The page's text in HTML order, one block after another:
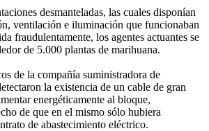
desmanteladas, las cuales disponían
ventilación e iluminación que funcionaban
fraudulentamente, los agentes actuantes se
de 5.000 plantas de marihuana.
de la compañía suministradora de
la existencia de un cable de gran
energéticamente al bloque,
de que en el mismo sólo hubiera
de abastecimiento eléctrico.